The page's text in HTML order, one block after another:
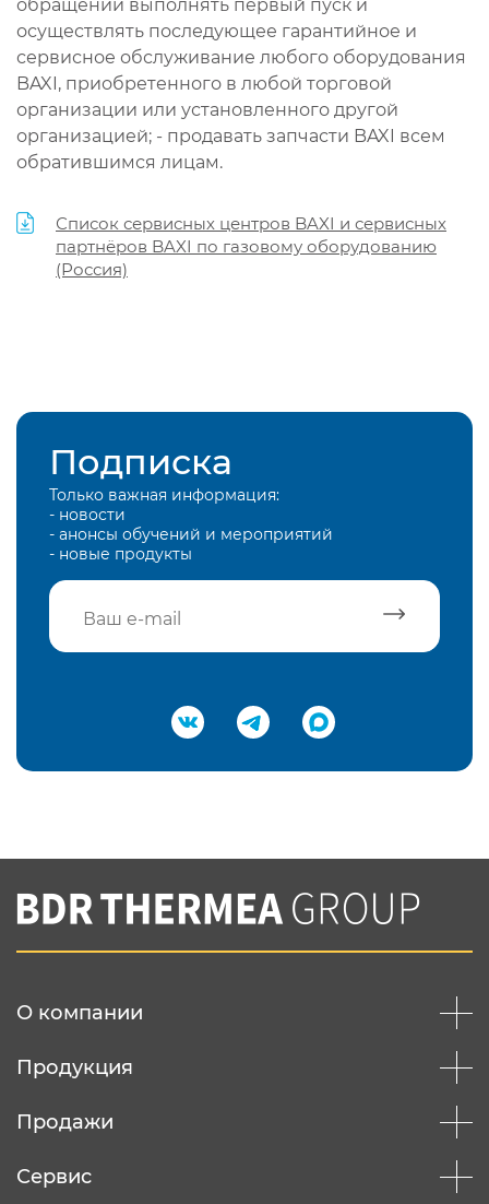
обращении выполнять первый пуск и
осуществлять последующее гарантийное и
сервисное обслуживание любого оборудования
BAXI, приобретенного в любой торговой
организации или установленного другой
организацией; - продавать запчасти BAXI всем
обратившимся лицам.
Список сервисных центров BAXI и сервисных
партнёров BAXI по газовому оборудованию
(Россия)
Подписка
Только важная информация:
- новости
- анонсы обучений и мероприятий
- новые продукты
Подтвердить e-mail
Вы соглашаетесь с нашей политикой
конфеденциальности
О компании
Продукция
Продажи
Сервис